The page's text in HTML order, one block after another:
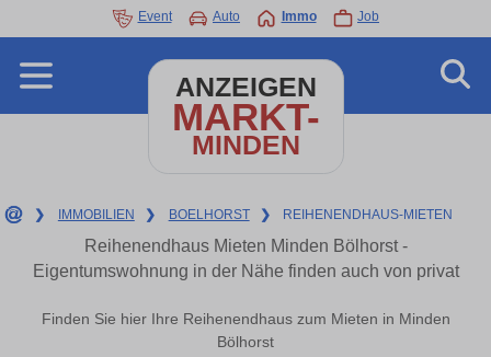
Event Auto Immo Job
ANZEIGEN
MARKT-
MINDEN
❯ IMMOBILIEN ❯ BOELHORST ❯ REIHENENDHAUS-MIETEN
Reihenendhaus Mieten Minden Bölhorst -
Eigentumswohnung in der Nähe finden auch von privat
Finden Sie hier Ihre Reihenendhaus zum Mieten in Minden
Bölhorst